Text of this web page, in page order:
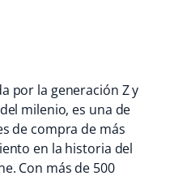
por la generación Z y
milenio, es una de
de compra de más
en la historia del
Con más de 500